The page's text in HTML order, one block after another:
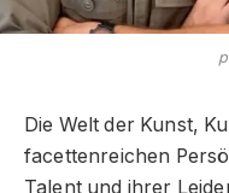
Die Welt der Kunst,
facettenreichen
Talent und ihrer